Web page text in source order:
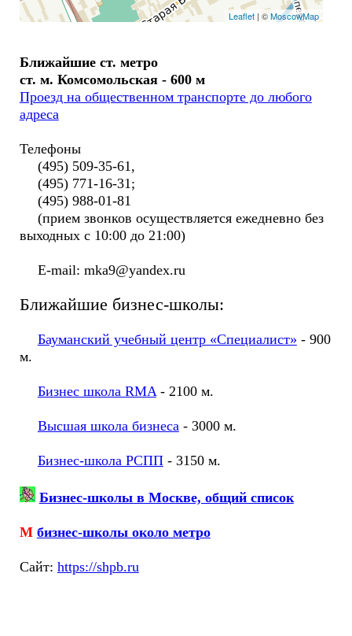
Leaflet| ©MoscowMap
Ближайшие ст. метро
ст. м. Комсомольская - 600 м
Проезд на общественном транспорте до любого
адреса
Телефоны
(495) 509-35-61,
(495) 771-16-31;
(495) 988-01-81
(прием звонков осуществляется ежедневно без
выходных с 10:00 до 21:00)
E-mail: mka9@yandex.ru
Ближайшие бизнес-школы:
Бауманский учебный центр «Специалист» - 900
м.
Бизнес школа RMA- 2100 м.
Высшая школа бизнеса- 3000 м.
Бизнес-школа РСПП- 3150 м.
Бизнес-школы в Москве, общий список
М бизнес-школы около метро
Cайт: https://shpb.ru